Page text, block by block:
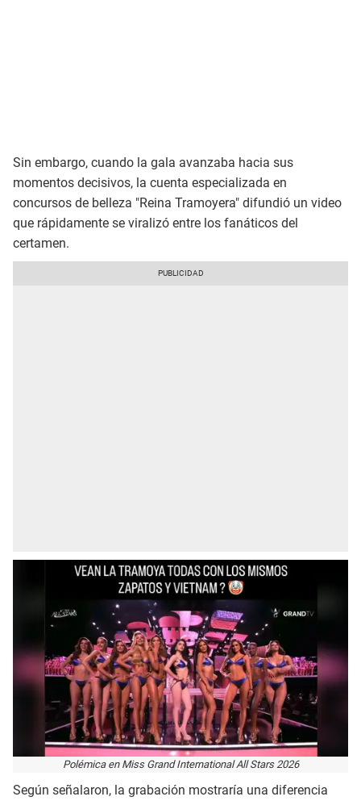
Sin embargo, cuando la gala avanzaba hacia sus
momentos decisivos, la cuenta especializada en
concursos de belleza "Reina Tramoyera" difundió un video
que rápidamente se viralizó entre los fanáticos del
certamen.
Polémica en Miss Grand International All Stars 2026
Según señalaron, la grabación mostraría una diferencia